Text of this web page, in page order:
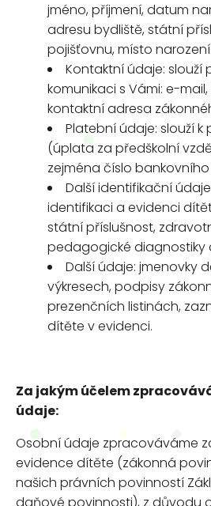
jméno, příjmení, datum
adresu bydliště, státní
pojišťovnu, místo narození.
Kontaktní údaje: slouží
komunikaci s Vámi: e-
kontaktní adresa
Platební údaje: slouží
(úplata za předškolní
zejména číslo
Další identifikační
identifikaci a evidenci
státní příslušnost,
pedagogické diagnostiky
Další údaje: jmenovky
výkresech, podpisy
prezenčních listinách,
dítěte v evidenci.
Za jakým účelem
údaje:
Osobní údaje zpracováváme
evidence dítěte (zákonná
našich právních povinností